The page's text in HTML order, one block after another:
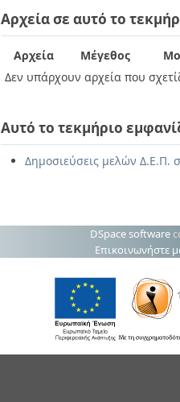
Αρχεία σε αυτό το
Αρχεία Μέγεθος
Δεν υπάρχουν αρχεία που
Αυτό το τεκμήριο
Δημοσιεύσεις μελών Δ.Ε.Π.
DSpace software
Επικοινωνήστε